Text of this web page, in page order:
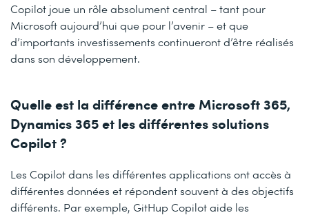
Copilot joue un rôle absolument central – tant pour
Microsoft aujourd’hui que pour l’avenir – et que
d’importants investissements continueront d’être réalisés
dans son développement.
Quelle est la différence entre Microsoft 365,
Dynamics 365 et les différentes solutions
Copilot ?
Les Copilot dans les différentes applications ont accès à
différentes données et répondent souvent à des objectifs
différents. Par exemple, GitHup Copilot aide les